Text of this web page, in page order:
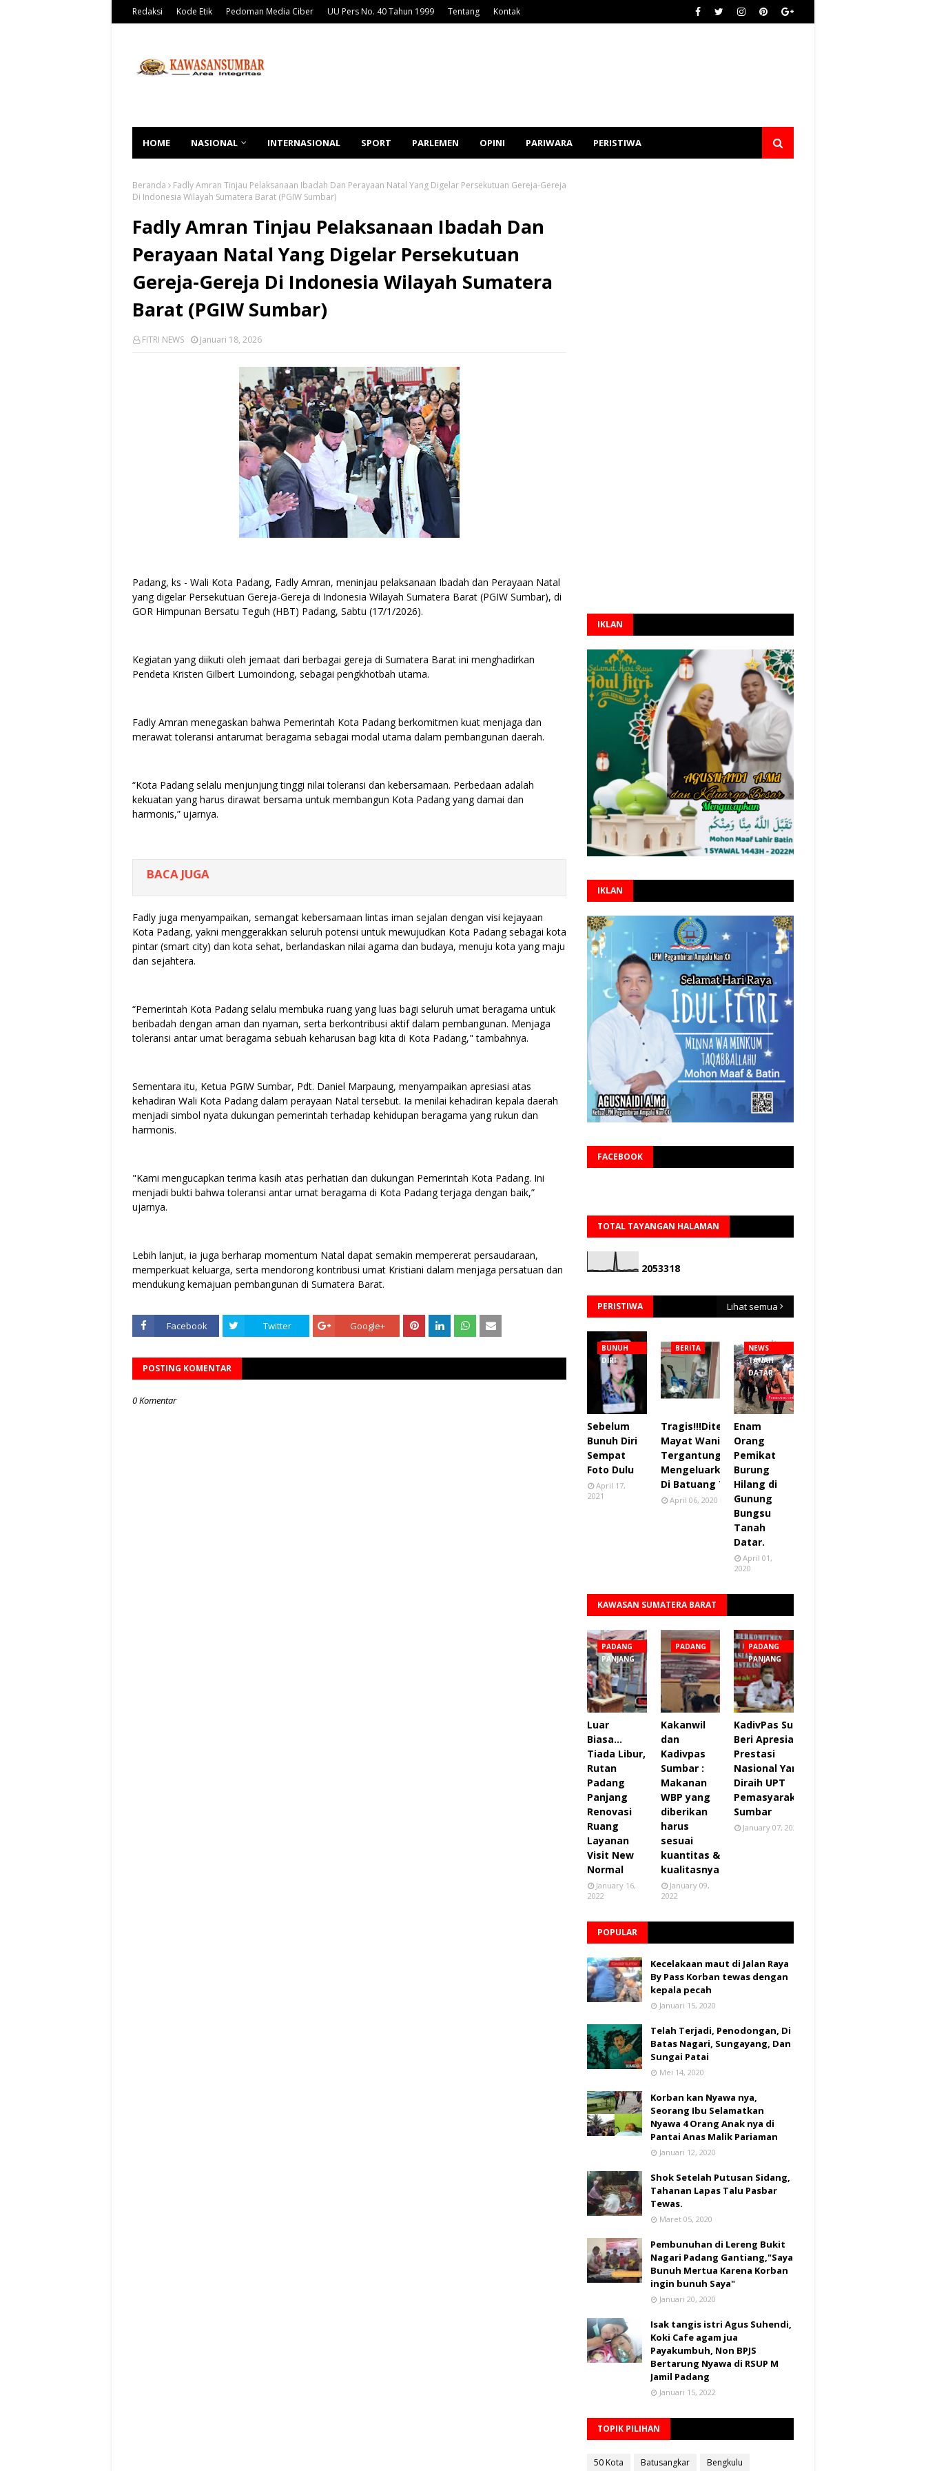
Redaksi Kode Etik Pedoman Media Ciber UU Pers No. 40 Tahun 1999 Tentang Kontak
HOME NASIONAL INTERNASIONAL SPORT PARLEMEN OPINI PARIWARA PERISTIWA
Beranda
Fadly Amran Tinjau Pelaksanaan Ibadah Dan Perayaan Natal Yang Digelar Persekutuan Gereja-Gereja
Di Indonesia Wilayah Sumatera Barat (PGIW Sumbar)
Fadly Amran Tinjau Pelaksanaan Ibadah Dan
Perayaan Natal Yang Digelar Persekutuan
Gereja-Gereja Di Indonesia Wilayah Sumatera
Barat (PGIW Sumbar)
FITRI NEWS Januari 18, 2026
Padang, ks - Wali Kota Padang, Fadly Amran, meninjau pelaksanaan Ibadah dan Perayaan Natal
yang digelar Persekutuan Gereja-Gereja di Indonesia Wilayah Sumatera Barat (PGIW Sumbar), di
GOR Himpunan Bersatu Teguh (HBT) Padang, Sabtu (17/1/2026).
Kegiatan yang diikuti oleh jemaat dari berbagai gereja di Sumatera Barat ini menghadirkan
Pendeta Kristen Gilbert Lumoindong, sebagai pengkhotbah utama.
Fadly Amran menegaskan bahwa Pemerintah Kota Padang berkomitmen kuat menjaga dan
merawat toleransi antarumat beragama sebagai modal utama dalam pembangunan daerah.
“Kota Padang selalu menjunjung tinggi nilai toleransi dan kebersamaan. Perbedaan adalah
kekuatan yang harus dirawat bersama untuk membangun Kota Padang yang damai dan
harmonis,” ujarnya.
BACA JUGA
Fadly juga menyampaikan, semangat kebersamaan lintas iman sejalan dengan visi kejayaan
Kota Padang, yakni menggerakkan seluruh potensi untuk mewujudkan Kota Padang sebagai kota
pintar (smart city) dan kota sehat, berlandaskan nilai agama dan budaya, menuju kota yang maju
dan sejahtera.
“Pemerintah Kota Padang selalu membuka ruang yang luas bagi seluruh umat beragama untuk
beribadah dengan aman dan nyaman, serta berkontribusi aktif dalam pembangunan. Menjaga
toleransi antar umat beragama sebuah keharusan bagi kita di Kota Padang," tambahnya.
Sementara itu, Ketua PGIW Sumbar, Pdt. Daniel Marpaung, menyampaikan apresiasi atas
kehadiran Wali Kota Padang dalam perayaan Natal tersebut. Ia menilai kehadiran kepala daerah
menjadi simbol nyata dukungan pemerintah terhadap kehidupan beragama yang rukun dan
harmonis.
"Kami mengucapkan terima kasih atas perhatian dan dukungan Pemerintah Kota Padang. Ini
menjadi bukti bahwa toleransi antar umat beragama di Kota Padang terjaga dengan baik,”
ujarnya.
Lebih lanjut, ia juga berharap momentum Natal dapat semakin mempererat persaudaraan,
memperkuat keluarga, serta mendorong kontribusi umat Kristiani dalam menjaga persatuan dan
mendukung kemajuan pembangunan di Sumatera Barat.
Facebook Twitter Google+
POSTING KOMENTAR
0 Komentar
IKLAN
IKLAN
FACEBOOK
TOTAL TAYANGAN HALAMAN
2053318
PERISTIWA Lihat semua
BUNUH
DIRI
Sebelum
Bunuh Diri
Sempat
Foto Dulu
April 17,
2021
BERITA
Tragis!!!Ditemukan
Mayat Wanita
Tergantung sudah
Mengeluarkan Bau
Di Batuang Taba.
April 06, 2020
NEWS
TANAH
DATAR
Enam
Orang
Pemikat
Burung
Hilang di
Gunung
Bungsu
Tanah
Datar.
April 01,
2020
KAWASAN SUMATERA BARAT
Lihat semua
PADANG
PANJANG
Luar
Biasa...
Tiada Libur,
Rutan
Padang
Panjang
Renovasi
Ruang
Layanan
Visit New
Normal
January 16,
2022
PADANG
Kakanwil
dan
Kadivpas
Sumbar :
Makanan
WBP yang
diberikan
harus
sesuai
kuantitas &
kualitasnya
January 09,
2022
PADANG
PANJANG
KadivPas Sumbar
Beri Apresiasi 27
Prestasi
Nasional Yang
Diraih UPT
Pemasyarakatan
Sumbar
January 07, 2022
POPULAR
Kecelakaan maut di Jalan Raya
By Pass Korban tewas dengan
kepala pecah
Januari 15, 2020
Telah Terjadi, Penodongan, Di
Batas Nagari, Sungayang, Dan
Sungai Patai
Mei 14, 2020
Korban kan Nyawa nya,
Seorang Ibu Selamatkan
Nyawa 4 Orang Anak nya di
Pantai Anas Malik Pariaman
Januari 12, 2020
Shok Setelah Putusan Sidang,
Tahanan Lapas Talu Pasbar
Tewas.
Maret 05, 2020
Pembunuhan di Lereng Bukit
Nagari Padang Gantiang,"Saya
Bunuh Mertua Karena Korban
ingin bunuh Saya"
Januari 20, 2020
Isak tangis istri Agus Suhendi,
Koki Cafe agam jua
Payakumbuh, Non BPJS
Bertarung Nyawa di RSUP M
Jamil Padang
Januari 15, 2022
TOPIK PILIHAN
50 Kota Batusangkar Bengkulu